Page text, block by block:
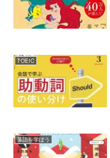
TOEIC
英語を学ぼう